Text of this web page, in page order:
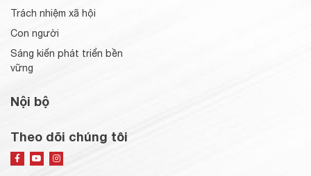
Trách nhiệm xã hội
Con người
Sáng kiến phát triển bền
vững
Nội bộ
Theo dõi chúng tôi